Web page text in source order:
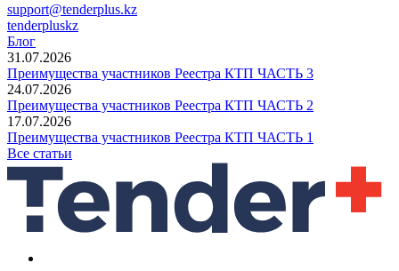
support@tenderplus.kz
tenderpluskz
Блог
31.07.2026
Преимущества участников Реестра КТП ЧАСТЬ 3
24.07.2026
Преимущества участников Реестра КТП ЧАСТЬ 2
17.07.2026
Преимущества участников Реестра КТП ЧАСТЬ 1
Все статьи